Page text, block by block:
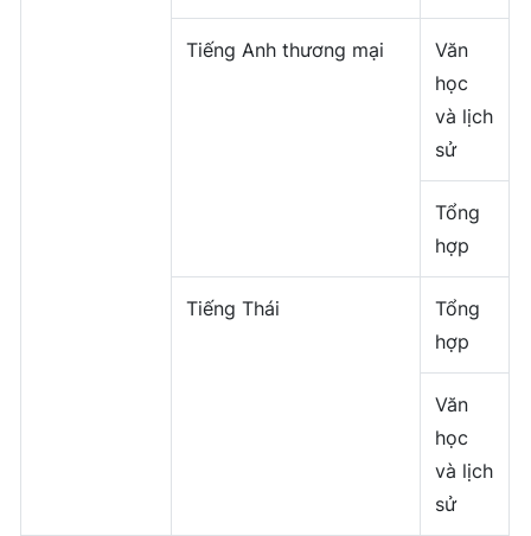
Tiếng Anh thương mại
Văn
học
và lịch
sử
Tổng
hợp
Tiếng Thái
Tổng
hợp
Văn
học
và lịch
sử